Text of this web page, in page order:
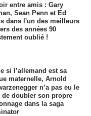
entre amis : Gary
Sean Penn et Ed
dans l'un des meilleurs
des années 90
oublié !
si l’allemand est sa
maternelle, Arnold
n’a pas eu le
de doubler son propre
dans la saga